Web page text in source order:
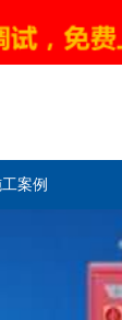
案例